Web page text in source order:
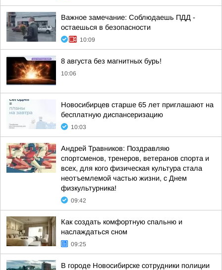
Важное замечание: Соблюдаешь ПДД -
остаешься в безопасности
10:09
8 августа без магнитных бурь!
10:06
Новосибирцев старше 65 лет приглашают на
бесплатную диспансеризацию
10:03
Андрей Травников: Поздравляю
спортсменов, тренеров, ветеранов спорта и
всех, для кого физическая культура стала
неотъемлемой частью жизни, с Днем
физкультурника!
09:42
Как создать комфортную спальню и
наслаждаться сном
09:25
В городе Новосибирске сотрудники полиции